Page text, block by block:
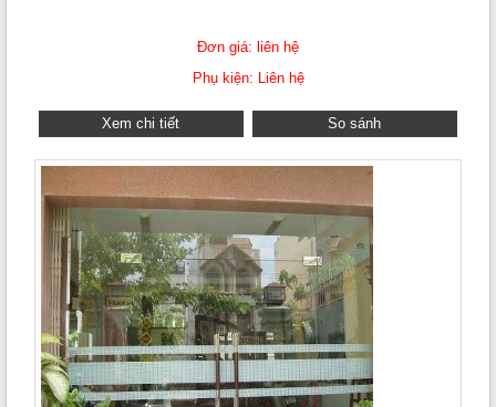
Đơn giá: liên hệ
Phụ kiện: Liên hệ
Xem chi tiết So sánh